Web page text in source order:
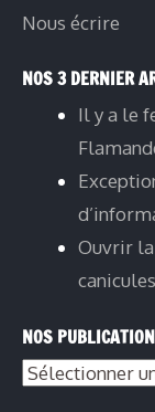
Nous écrire
NOS 3 DERNIER
Il y a le
Ouvrir
NOS